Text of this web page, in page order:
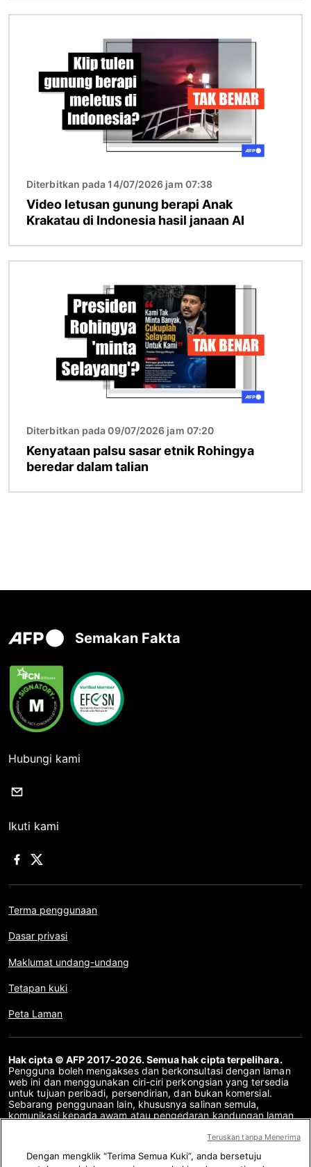
Diterbitkan pada 14/07/2026 jam 07:38
Video letusan gunung berapi Anak
Krakatau di Indonesia hasil janaan AI
Diterbitkan pada 09/07/2026 jam 07:20
Kenyataan palsu sasar etnik Rohingya
beredar dalam talian
Semakan Fakta
Hubungi kami
Ikuti kami
Terma penggunaan
Dasar privasi
Maklumat undang-undang
Tetapan kuki
Peta Laman
Hak cipta © AFP 2017-2026. Semua hak cipta terpelihara.
Pengguna boleh mengakses dan berkonsultasi dengan laman
web ini dan menggunakan ciri-ciri perkongsian yang tersedia
untuk tujuan peribadi, persendirian, dan bukan komersial.
Sebarang penggunaan lain, khususnya salinan semula,
komunikasi kepada awam atau pengedaran kandungan laman
sebarang tujuan lain dan/atau dengan cara lain, tanpa
adalah dilarang sama sekali. Perkara yang digambarkan atau
Dengan mengklik “Terima Semua Kuki”, anda bersetuju
Teruskan tanpa Menerima